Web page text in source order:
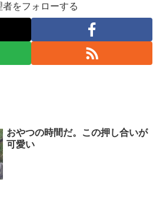
者をフォローする
おやつの時間だ。この押し合いが
可愛い